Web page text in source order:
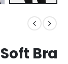
Bra